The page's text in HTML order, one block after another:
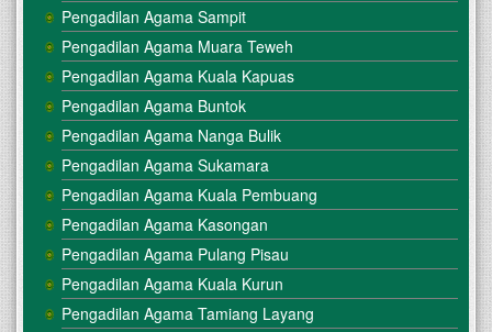
Pengadilan Agama Sampit
Pengadilan Agama Muara Teweh
Pengadilan Agama Kuala Kapuas
Pengadilan Agama Buntok
Pengadilan Agama Nanga Bulik
Pengadilan Agama Sukamara
Pengadilan Agama Kuala Pembuang
Pengadilan Agama Kasongan
Pengadilan Agama Pulang Pisau
Pengadilan Agama Kuala Kurun
Pengadilan Agama Tamiang Layang